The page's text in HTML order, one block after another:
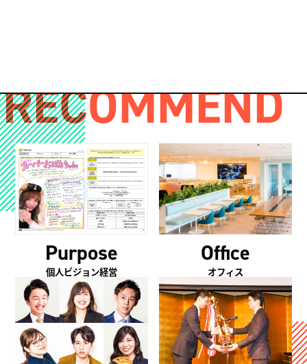
RECOMMEND
Purpose
個人ビジョン経営
Office
オフィス